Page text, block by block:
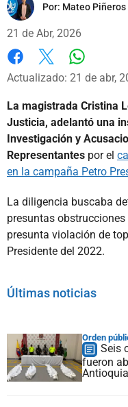
Por: Mateo Piñeros
21 de Abr, 2026
Facebook
X
Actualizado: 21 de abr,
La magistrada Cristina
Justicia, adelantó una
Investigación y
Representantes por el
en la campaña Petro
La diligencia buscaba
presuntas
presunta violación de
Presidente del 2022.
Últimas noticias
Orden
Seis
fueron
Antioquia